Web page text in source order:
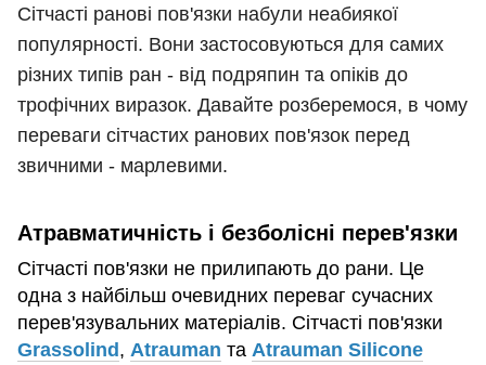
Сітчасті ранові пов'язки набули неабиякої
популярності. Вони застосовуються для самих
різних типів ран - від подряпин та опіків до
трофічних виразок. Давайте розберемося, в чому
переваги сітчастих ранових пов'язок перед
звичними - марлевими.
Атравматичність і безболісні перев'язки
Сітчасті пов'язки не прилипають до рани. Це
одна з найбільш очевидних переваг сучасних
перев'язувальних матеріалів. Сітчасті пов'язки
Grassolind , Atrauman та Atrauman Silicone